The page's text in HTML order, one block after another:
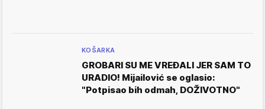
KOŠARKA
GROBARI SU ME VREĐALI JER SAM TO
URADIO! Mijailović se oglasio:
"Potpisao bih odmah, DOŽIVOTNO"